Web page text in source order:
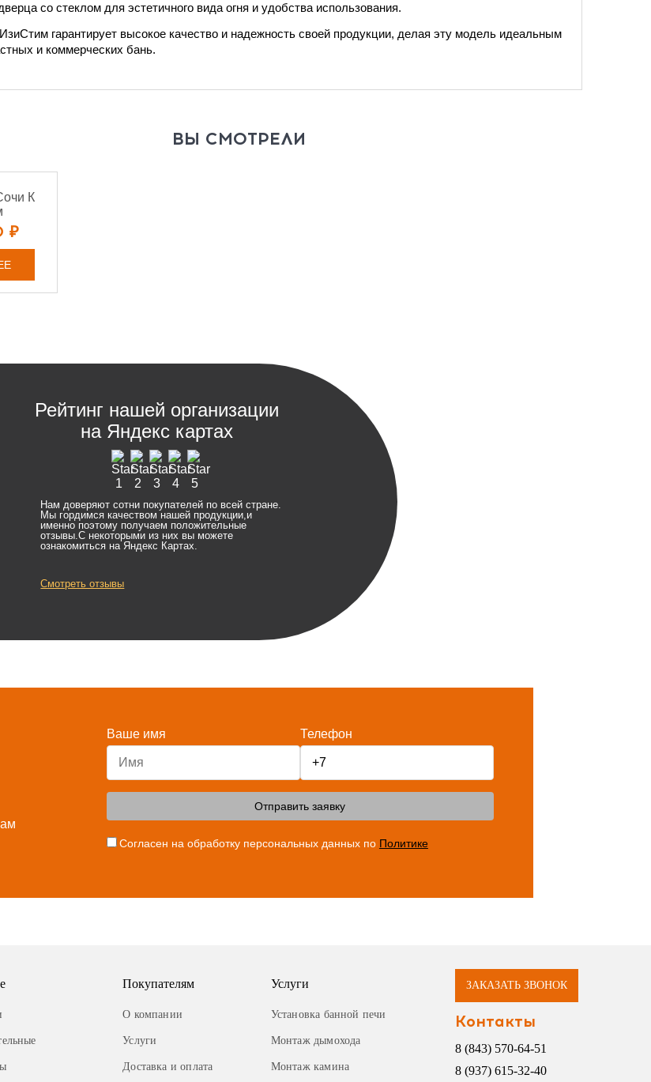
со стеклом для эстетичного вида огня и удобства использования.
гарантирует высокое качество и надежность своей продукции, делая эту модель идеальным
и коммерческих бань.
ВЫ СМОТРЕЛИ
К
₽
Рейтинг нашей организации
на Яндекс картах
Нам доверяют сотни покупателей по всей стране.
Мы гордимся качеством нашей продукции,и
именно поэтому получаем положительные
отзывы.С некоторыми из них вы можете
ознакомиться на Яндекс Картах.
Смотреть отзывы
Ваше имя Телефон
Отправить заявку
Согласен на обработку персональных данных по Политике
Покупателям
О компании
Услуги
Доставка и оплата
Услуги
Установка банной печи
Монтаж дымохода
Монтаж камина
ЗАКАЗАТЬ ЗВОНОК
Контакты
8 (843) 570-64-51
8 (937) 615-32-40